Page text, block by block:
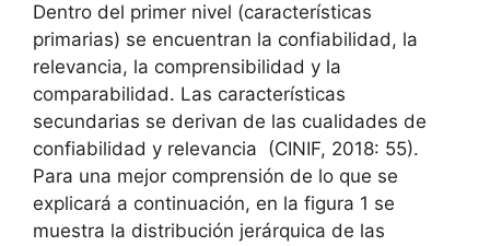
Dentro del primer nivel (características
primarias) se encuentran la confiabilidad, la
relevancia, la comprensibilidad y la
comparabilidad. Las características
secundarias se derivan de las cualidades de
confiabilidad y relevancia (CINIF, 2018: 55).
Para una mejor comprensión de lo que se
explicará a continuación, en la figura 1 se
muestra la distribución jerárquica de las